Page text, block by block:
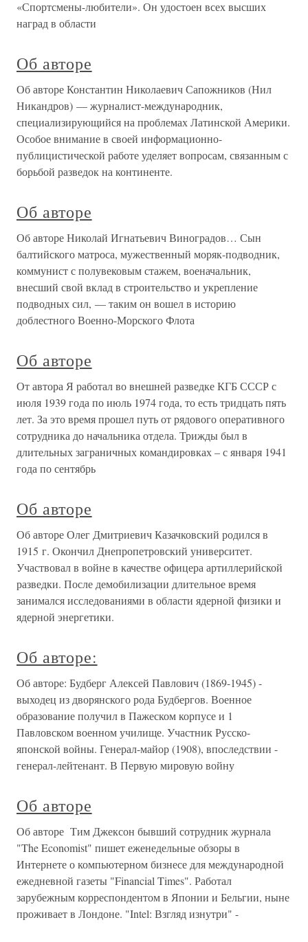
«Спортсмены-любители». Он удостоен всех высших
наград в области
Об авторе
Об авторе Константин Николаевич Сапожников (Нил
Никандров) — журналист-международник,
специализирующийся на проблемах Латинской Америки.
Особое внимание в своей информационно-
публицистической работе уделяет вопросам, связанным с
борьбой разведок на континенте.
Об авторе
Об авторе Николай Игнатьевич Виноградов… Сын
балтийского матроса, мужественный моряк-подводник,
коммунист с полувековым стажем, военачальник,
внесший свой вклад в строительство и укрепление
подводных сил, — таким он вошел в историю
доблестного Военно-Морского Флота
Об авторе
От автора Я работал во внешней разведке КГБ СССР с
июля 1939 года по июль 1974 года, то есть тридцать пять
лет. За это время прошел путь от рядового оперативного
сотрудника до начальника отдела. Трижды был в
длительных заграничных командировках – с января 1941
года по сентябрь
Об авторе
Об авторе Олег Дмитриевич Казачковский родился в
1915 г. Окончил Днепропетровский университет.
Участвовал в войне в качестве офицера артиллерийской
разведки. После демобилизации длительное время
занимался исследованиями в области ядерной физики и
ядерной энергетики.
Об авторе:
Об авторе: Будберг Алексей Павлович (1869-1945) -
выходец из дворянского рода Будбергов. Военное
образование получил в Пажеском корпусе и 1
Павловском военном училище. Участник Русско-
японской войны. Генерал-майор (1908), впоследствии -
генерал-лейтенант. В Первую мировую войну
Об авторе
Об авторе Тим Джексон бывший сотрудник журнала
"The Economist" пишет еженедельные обзоры в
Интернете о компьютерном бизнесе для международной
ежедневной газеты "Financial Times". Работал
зарубежным корреспондентом в Японии и Бельгии, ныне
проживает в Лондоне. "Intel: Взгляд изнутри" -